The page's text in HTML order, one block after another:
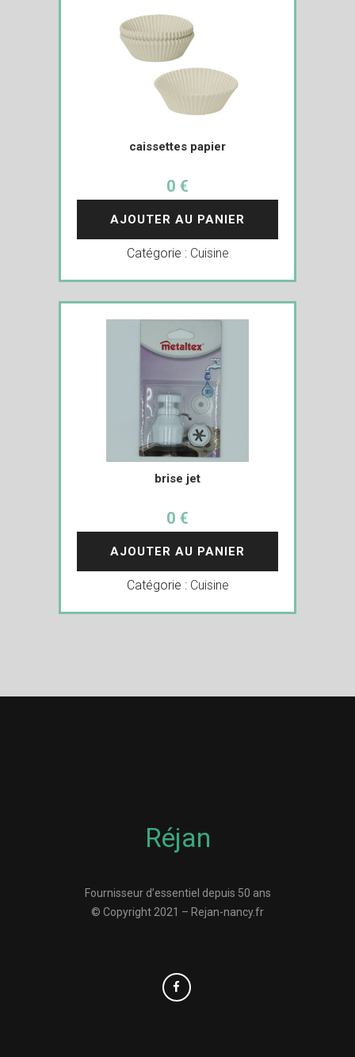
caissettes papier
0 €
AJOUTER AU PANIER
Catégorie : Cuisine
brise jet
0 €
AJOUTER AU PANIER
Catégorie : Cuisine
Réjan
Fournisseur d’essentiel depuis 50 ans
© Copyright 2021 – Rejan-nancy.fr